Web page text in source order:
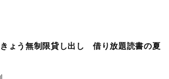
ょう無制限貸し出し 借り放題読書の夏